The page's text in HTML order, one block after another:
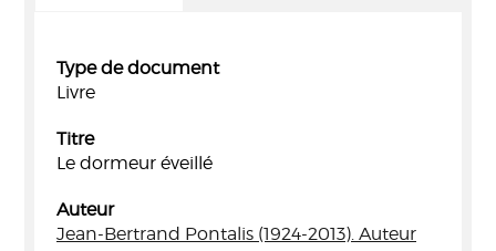
Type de document
Livre
Titre
Le dormeur éveillé
Auteur
Jean-Bertrand Pontalis (1924-2013). Auteur